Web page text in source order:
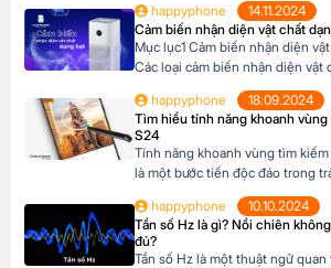
cửa mà không cần sự can thiệp
mua robot hút bụi, hãy ưu tiên
happyphone
14.11.2024
Cảm biến nhận diện vật chất
Mục lục1 Cảm biến nhận diện
Các loại cảm biến nhận diện vật
Cảm biến nhận diện vật chất
nhận diện vật chất dạng hạt là
happyphone
18.09.2024
Tìm hiểu tính năng khoanh
S24
Tính năng khoanh vùng tìm
là một bước tiến độc đáo trong
hình ảnh hoặc văn bản mà
dụng. Mục lục1 Tính năng
Lợi […]
happyphone
10.10.2024
Tần số Hz là gì? Nồi chiên
đủ?
Tần số Hz là một thuật ngữ